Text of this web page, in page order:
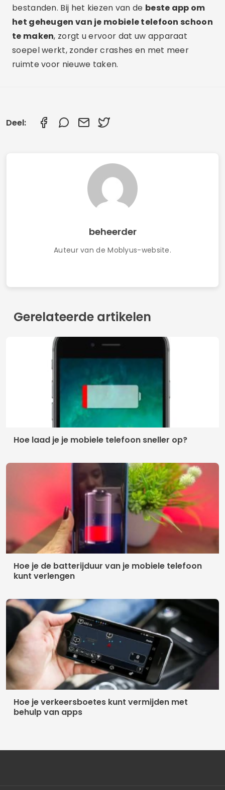
bestanden. Bij het kiezen van de beste app om
het geheugen van je mobiele telefoon schoon
te maken, zorgt u ervoor dat uw apparaat
soepel werkt, zonder crashes en met meer
ruimte voor nieuwe taken.
Deel:
beheerder
Auteur van de Moblyus-website.
Gerelateerde artikelen
Hoe laad je je mobiele telefoon sneller op?
Hoe je de batterijduur van je mobiele telefoon
kunt verlengen
Hoe je verkeersboetes kunt vermijden met
behulp van apps